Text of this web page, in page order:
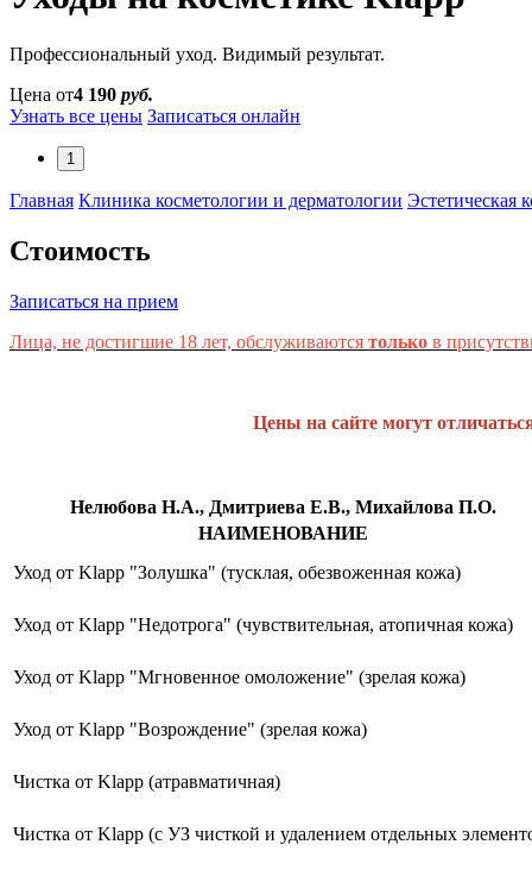
Профессиональный уход. Видимый результат.
Цена от4 190 руб.
Узнать все цены Записаться онлайн
1
Главная Клиника косметологии и дерматологии Эстетическая
Стоимость
Записаться на прием
Лица, не достигшие 18 лет, обслуживаются только в
Цены на сайте могут
Нелюбова Н.А., Дмитриева Е.В., Михайлова П.О.
НАИМЕНОВАНИЕ
Уход от Klapp "Золушка" (тусклая, обезвоженная кожа)
Уход от Klapp "Недотрога" (чувствительная, атопичная кожа)
Уход от Klapp "Мгновенное омоложение" (зрелая кожа)
Уход от Klapp "Возрождение" (зрелая кожа)
Чистка от Klapp (атравматичная)
Чистка от Klapp (с УЗ чисткой и удалением отдельных